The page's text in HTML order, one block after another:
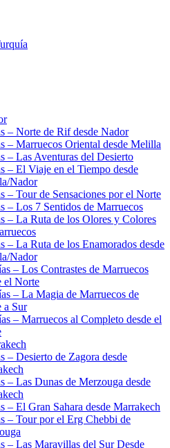
– Norte de Rif desde Nador
– Marruecos Oriental desde Melilla
– Las Aventuras del Desierto
– El Viaje en el Tiempo desde
Nador
– Tour de Sensaciones por el Norte
– Los 7 Sentidos de Marruecos
– La Ruta de los Olores y Colores
– La Ruta de los Enamorados desde
Nador
– Los Contrastes de Marruecos
el Norte
– La Magia de Marruecos de
a Sur
– Marruecos al Completo desde el
– Desierto de Zagora desde
– Las Dunas de Merzouga desde
– El Gran Sahara desde Marrakech
– Tour por el Erg Chebbi de
– Las Maravillas del Sur Desde